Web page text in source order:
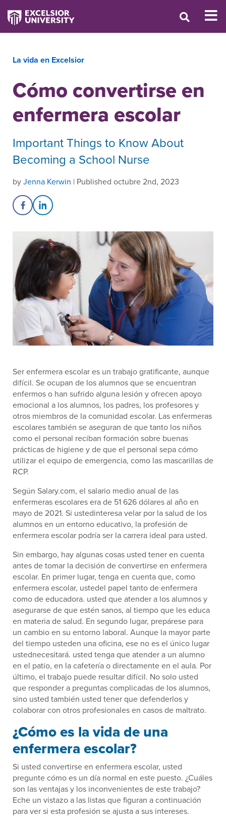
La vida en Excelsior
Cómo convertirse en
enfermera escolar
Important Things to Know About
Becoming a School Nurse
byJenna Kerwin | Published octubre 2nd, 2023
Share on Facebook
Share on LinkedIn
Ser enfermera escolar es un trabajo gratificante, aunque
difícil. Se ocupan de los alumnos que se encuentran
enfermos o han sufrido alguna lesión y ofrecen apoyo
emocional a los alumnos, los padres, los profesores y
otros miembros de la comunidad escolar. Las enfermeras
escolares también se aseguran de que tanto los niños
como el personal reciban formación sobre buenas
prácticas de higiene y de que el personal sepa cómo
utilizar el equipo de emergencia, como las mascarillas de
RCP.
Según Salary.com, el salario medio anual de las
enfermeras escolares era de 51 626 dólares al año en
mayo de 2021. Si ustedinteresa velar por la salud de los
alumnos en un entorno educativo, la profesión de
enfermera escolar podría ser la carrera ideal para usted.
Sin embargo, hay algunas cosas usted tener en cuenta
antes de tomar la decisión de convertirse en enfermera
escolar. En primer lugar, tenga en cuenta que, como
enfermera escolar, ustedel papel tanto de enfermera
como de educadora. usted que atender a los alumnos y
asegurarse de que estén sanos, al tiempo que les educa
en materia de salud. En segundo lugar, prepárese para
un cambio en su entorno laboral. Aunque la mayor parte
del tiempo usteden una oficina, ese no es el único lugar
ustednecesitará. usted tenga que atender a un alumno
en el patio, en la cafetería o directamente en el aula. Por
último, el trabajo puede resultar difícil. No solo usted
que responder a preguntas complicadas de los alumnos,
sino usted también usted tener que defenderlos y
colaborar con otros profesionales en casos de maltrato.
¿Cómo es la vida de una
enfermera escolar?
Si usted convertirse en enfermera escolar, usted
pregunte cómo es un día normal en este puesto. ¿Cuáles
son las ventajas y los inconvenientes de este trabajo?
Eche un vistazo a las listas que figuran a continuación
para ver si esta profesión se ajusta a sus intereses.